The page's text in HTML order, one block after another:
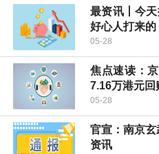
最资讯丨今
好心人打来的
05-28
焦点速读：
7.16万港元回
05-28
官宣：南京
资讯